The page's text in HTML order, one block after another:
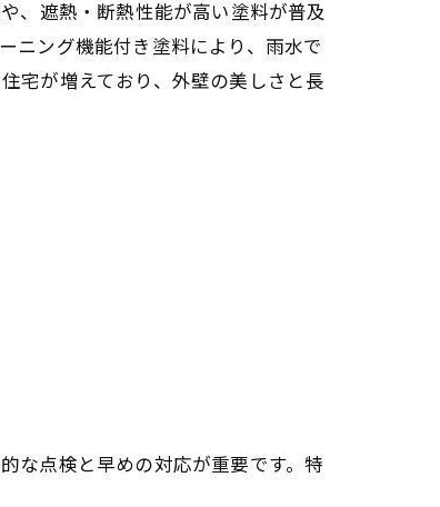
、遮熱・断熱性能が高い塗料が普及
ニング機能付き塗料により、雨水で
宅が増えており、外壁の美しさと長
な点検と早めの対応が重要です。特